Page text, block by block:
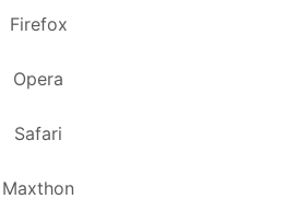
Firefox
Opera
Safari
Maxthon